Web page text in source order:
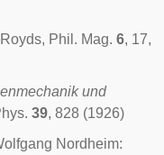
, Phil. Mag. 6, 17,
und
39, 828 (1926)
Nordheim: